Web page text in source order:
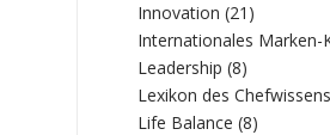
Innovation (21)
Internationales Marken-
Leadership (8)
Lexikon des Chefwissens
Life Balance (8)